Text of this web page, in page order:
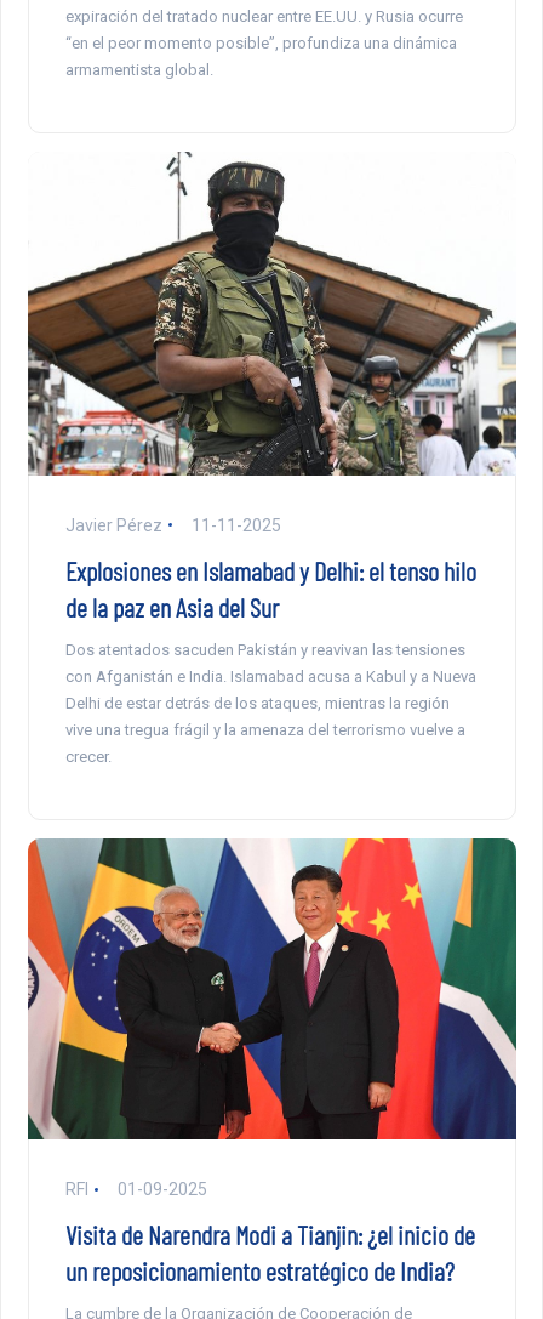
expiración del tratado nuclear entre EE.UU. y Rusia ocurre
“en el peor momento posible”, profundiza una dinámica
armamentista global.
Javier Pérez 11-11-2025
Explosiones en Islamabad y Delhi: el tenso hilo
de la paz en Asia del Sur
Dos atentados sacuden Pakistán y reavivan las tensiones
con Afganistán e India. Islamabad acusa a Kabul y a Nueva
Delhi de estar detrás de los ataques, mientras la región
vive una tregua frágil y la amenaza del terrorismo vuelve a
crecer.
RFI 01-09-2025
Visita de Narendra Modi a Tianjin: ¿el inicio de
un reposicionamiento estratégico de India?
La cumbre de la Organización de Cooperación de